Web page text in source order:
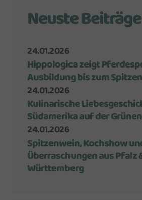
Neuste Beiträge
24.01.2026
Hippologica zeigt
Ausbildung bis zum
24.01.2026
Kulinarische
Südamerika auf der
24.01.2026
Spitzenwein, Kochshow
Überraschungen aus Pfalz
Württemberg